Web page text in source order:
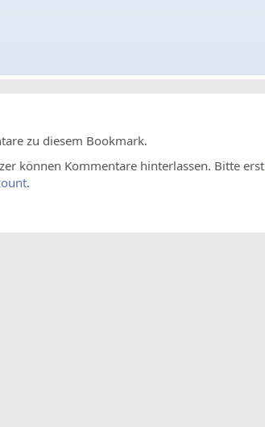
zu diesem Bookmark.
können Kommentare hinterlassen. Bitte erst
.